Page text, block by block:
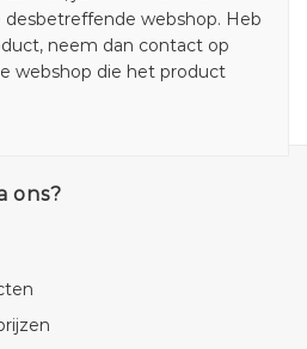
desbetreffende webshop. Heb
neem dan contact op
webshop die het product
ons?